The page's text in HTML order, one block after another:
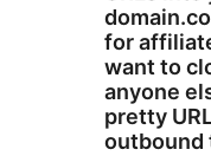
for
want to
anyone
pretty
outbound